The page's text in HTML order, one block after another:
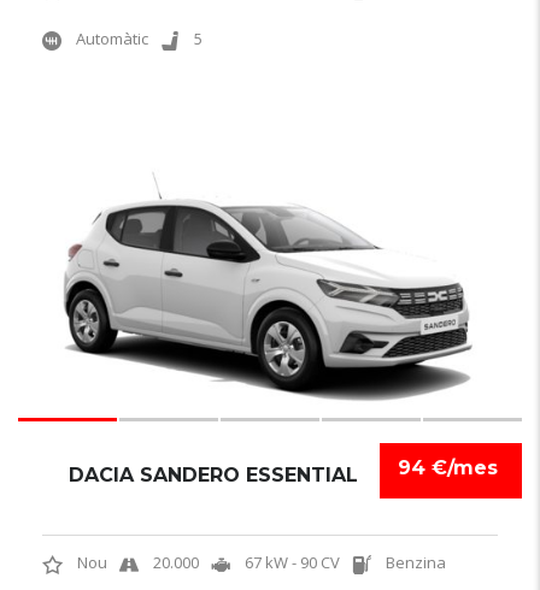
Automàtic 5
94 €/mes
DACIA SANDERO ESSENTIAL
Nou 20.000 67 kW - 90 CV Benzina